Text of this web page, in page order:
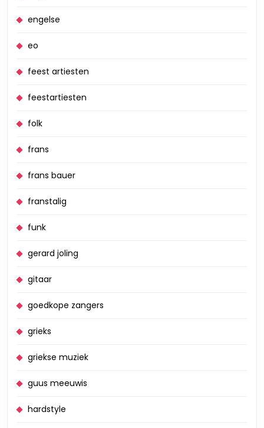
engelse
eo
feest artiesten
feestartiesten
folk
frans
frans bauer
franstalig
funk
gerard joling
gitaar
goedkope zangers
grieks
griekse muziek
guus meeuwis
hardstyle